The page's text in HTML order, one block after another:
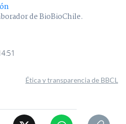
de BioBioChile.
Ética y transparencia de BBCL